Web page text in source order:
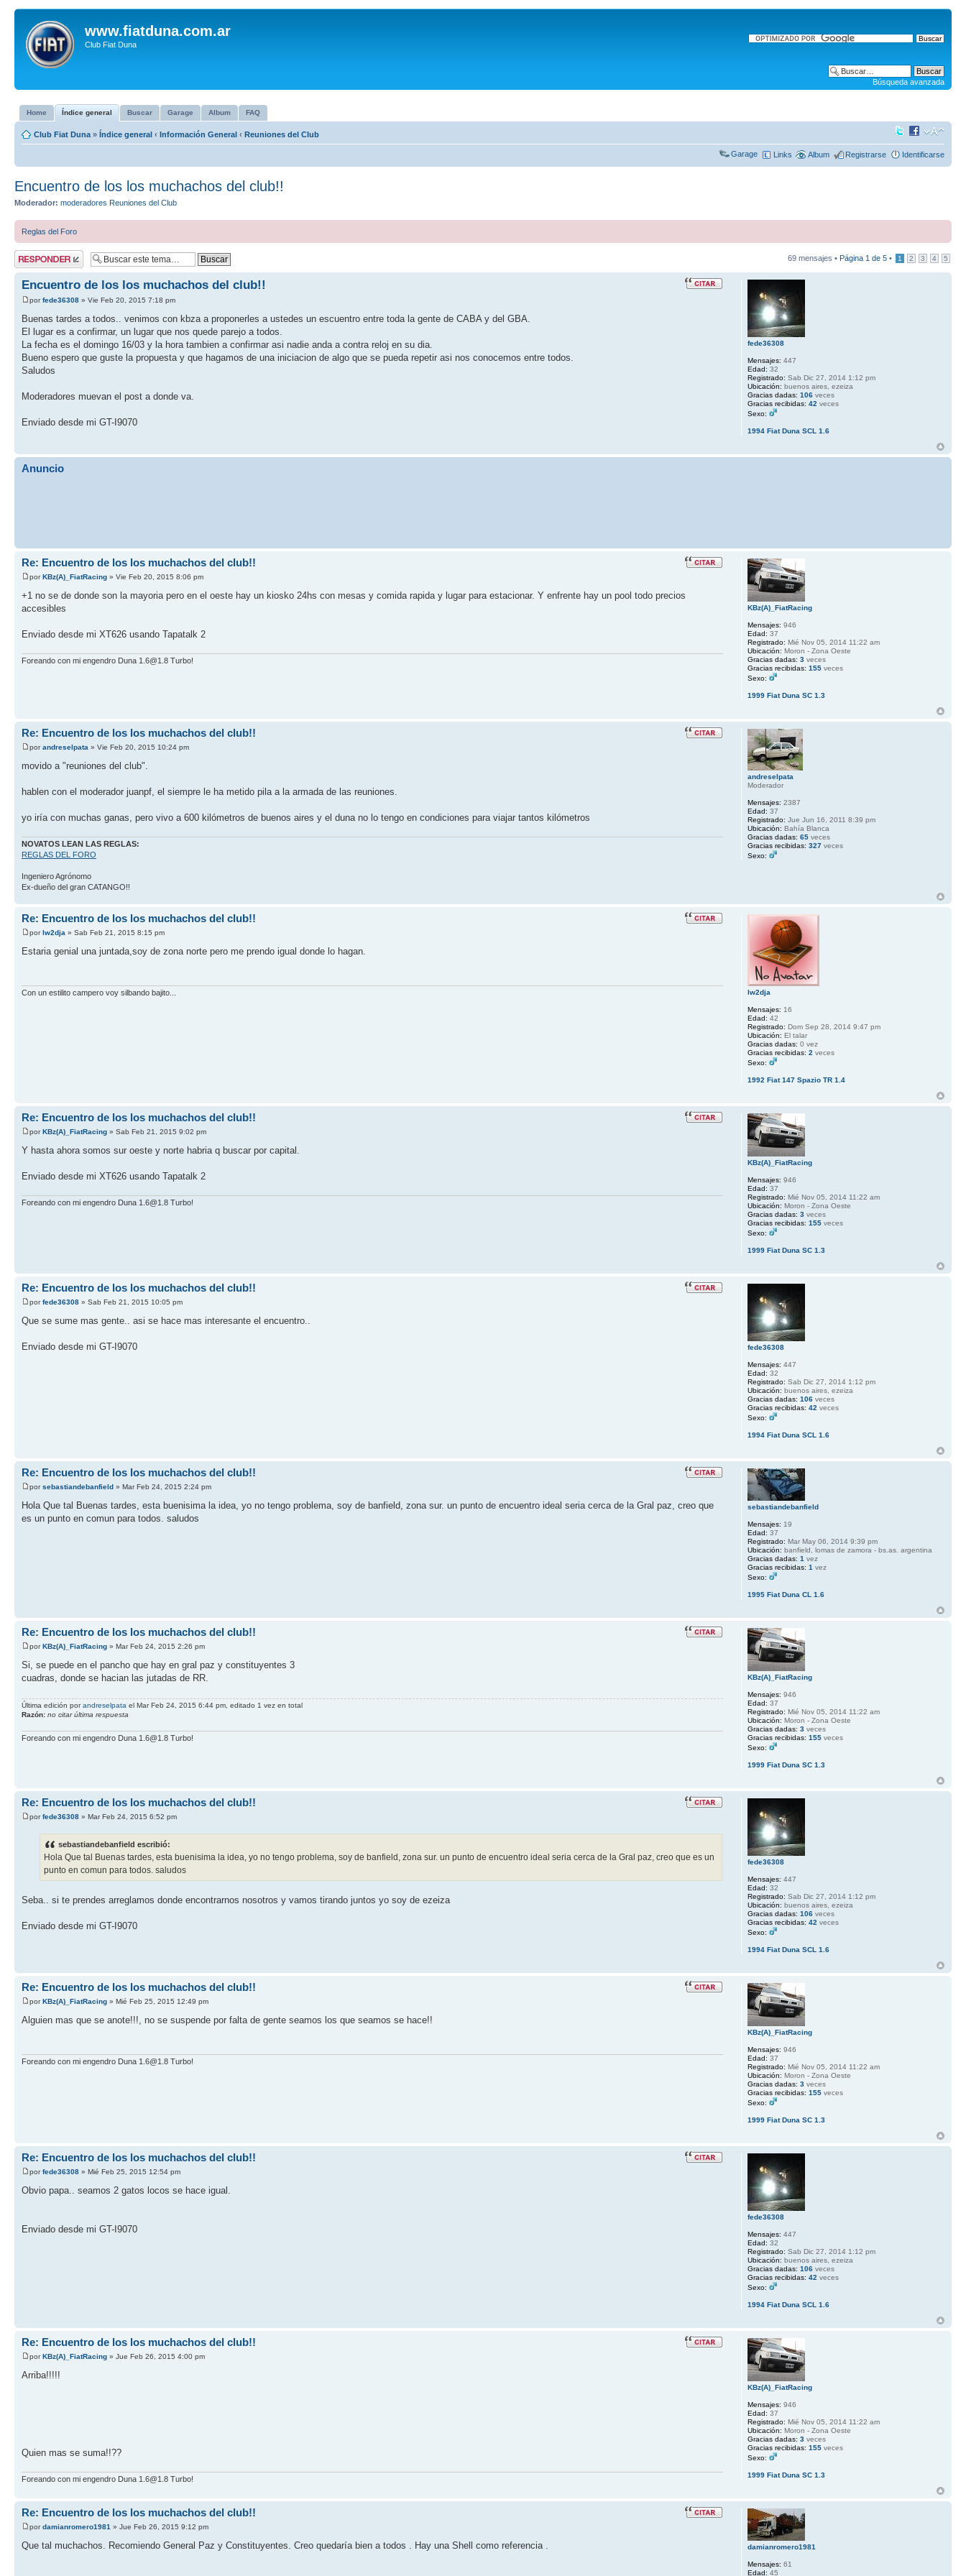
www.fiatduna.com.ar
Club Fiat Duna
Búsqueda avanzada
Home Índice general Buscar Garage Album FAQ
Club Fiat Duna » Índice general ‹ Información General ‹ Reuniones del Club
Garage Links Album Registrarse Identificarse
Encuentro de los los muchachos del club!!
Moderador: moderadores Reuniones del Club
Reglas del Foro
Publicar una
respuesta
69 mensajes • Página 1 de 5 • 1 2 3 4 5
Encuentro de los los muchachos del club!!
porfede36308 » Vie Feb 20, 2015 7:18 pm
Buenas tardes a todos.. venimos con kbza a proponerles a ustedes un escuentro entre toda la gente de CABA y del GBA.
El lugar es a confirmar, un lugar que nos quede parejo a todos.
La fecha es el domingo 16/03 y la hora tambien a confirmar asi nadie anda a contra reloj en su dia.
Bueno espero que guste la propuesta y que hagamos de una iniciacion de algo que se pueda repetir asi nos conocemos entre todos.
Saludos
Moderadores muevan el post a donde va.
Enviado desde mi GT-I9070
fede36308
Mensajes: 447
Edad: 32
Registrado: Sab Dic 27, 2014 1:12 pm
Ubicación: buenos aires, ezeiza
Gracias dadas: 106veces
Gracias recibidas: 42 veces
Sexo:
1994 Fiat Duna SCL 1.6
Anuncio
Re: Encuentro de los los muchachos del club!!
porKBz(A)_FiatRacing » Vie Feb 20, 2015 8:06 pm
+1 no se de donde son la mayoria pero en el oeste hay un kiosko 24hs con mesas y comida rapida y lugar para estacionar. Y enfrente hay un pool todo precios
accesibles
Enviado desde mi XT626 usando Tapatalk 2
Foreando con mi engendro Duna 1.6@1.8 Turbo!
KBz(A)_FiatRacing
Mensajes: 946
Edad: 37
Registrado: Mié Nov 05, 2014 11:22 am
Ubicación: Moron - Zona Oeste
Gracias dadas: 3veces
Gracias recibidas: 155veces
Sexo:
1999 Fiat Duna SC 1.3
Re: Encuentro de los los muchachos del club!!
porandreselpata » Vie Feb 20, 2015 10:24 pm
movido a "reuniones del club".
hablen con el moderador juanpf, el siempre le ha metido pila a la armada de las reuniones.
yo iría con muchas ganas, pero vivo a 600 kilómetros de buenos aires y el duna no lo tengo en condiciones para viajar tantos kilómetros
NOVATOS LEAN LAS REGLAS:
REGLAS DEL FORO
Ingeniero Agrónomo
Ex-dueño del gran CATANGO!!
andreselpata
Moderador
Mensajes: 2387
Edad: 37
Registrado: Jue Jun 16, 2011 8:39 pm
Ubicación: Bahía Blanca
Gracias dadas: 65veces
Gracias recibidas: 327veces
Sexo:
Re: Encuentro de los los muchachos del club!!
porlw2dja » Sab Feb 21, 2015 8:15 pm
Estaria genial una juntada,soy de zona norte pero me prendo igual donde lo hagan.
Con un estilito campero voy silbando bajito... lw2dja
Mensajes: 16
Edad: 42
Registrado: Dom Sep 28, 2014 9:47 pm
Ubicación: El talar
Gracias dadas: 0 vez
Gracias recibidas: 2 veces
Sexo:
1992 Fiat 147 Spazio TR 1.4
Re: Encuentro de los los muchachos del club!!
porKBz(A)_FiatRacing » Sab Feb 21, 2015 9:02 pm
Y hasta ahora somos sur oeste y norte habria q buscar por capital.
Enviado desde mi XT626 usando Tapatalk 2
Foreando con mi engendro Duna 1.6@1.8 Turbo!
KBz(A)_FiatRacing
Mensajes: 946
Edad: 37
Registrado: Mié Nov 05, 2014 11:22 am
Ubicación: Moron - Zona Oeste
Gracias dadas: 3veces
Gracias recibidas: 155veces
Sexo:
1999 Fiat Duna SC 1.3
Re: Encuentro de los los muchachos del club!!
porfede36308 » Sab Feb 21, 2015 10:05 pm
Que se sume mas gente.. asi se hace mas interesante el encuentro..
Enviado desde mi GT-I9070 fede36308
Mensajes: 447
Edad: 32
Registrado: Sab Dic 27, 2014 1:12 pm
Ubicación: buenos aires, ezeiza
Gracias dadas: 106veces
Gracias recibidas: 42 veces
Sexo:
1994 Fiat Duna SCL 1.6
Re: Encuentro de los los muchachos del club!!
porsebastiandebanfield » Mar Feb 24, 2015 2:24 pm
Hola Que tal Buenas tardes, esta buenisima la idea, yo no tengo problema, soy de banfield, zona sur. un punto de encuentro ideal seria cerca de la Gral paz, creo que
es un punto en comun para todos. saludos
sebastiandebanfield
Mensajes: 19
Edad: 37
Registrado: Mar May 06, 2014 9:39 pm
Ubicación: banfield, lomas de zamora - bs.as. argentina
Gracias dadas: 1 vez
Gracias recibidas: 1 vez
Sexo:
1995 Fiat Duna CL 1.6
Re: Encuentro de los los muchachos del club!!
porKBz(A)_FiatRacing » Mar Feb 24, 2015 2:26 pm
Si, se puede en el pancho que hay en gral paz y constituyentes 3
cuadras, donde se hacian las jutadas de RR.
Última edición porandreselpata el Mar Feb 24, 2015 6:44 pm, editado 1 vez en total
Razón: no citar última respuesta
Foreando con mi engendro Duna 1.6@1.8 Turbo!
KBz(A)_FiatRacing
Mensajes: 946
Edad: 37
Registrado: Mié Nov 05, 2014 11:22 am
Ubicación: Moron - Zona Oeste
Gracias dadas: 3veces
Gracias recibidas: 155veces
Sexo:
1999 Fiat Duna SC 1.3
Re: Encuentro de los los muchachos del club!!
porfede36308 » Mar Feb 24, 2015 6:52 pm
sebastiandebanfield escribió:
Hola Que tal Buenas tardes, esta buenisima la idea, yo no tengo problema, soy de banfield, zona sur. un punto de encuentro ideal seria cerca de la Gral paz, creo que es un
punto en comun para todos. saludos
Seba.. si te prendes arreglamos donde encontrarnos nosotros y vamos tirando juntos yo soy de ezeiza
Enviado desde mi GT-I9070
fede36308
Mensajes: 447
Edad: 32
Registrado: Sab Dic 27, 2014 1:12 pm
Ubicación: buenos aires, ezeiza
Gracias dadas: 106veces
Gracias recibidas: 42 veces
Sexo:
1994 Fiat Duna SCL 1.6
Re: Encuentro de los los muchachos del club!!
porKBz(A)_FiatRacing » Mié Feb 25, 2015 12:49 pm
Alguien mas que se anote!!!, no se suspende por falta de gente seamos los que seamos se hace!!
Foreando con mi engendro Duna 1.6@1.8 Turbo!
KBz(A)_FiatRacing
Mensajes: 946
Edad: 37
Registrado: Mié Nov 05, 2014 11:22 am
Ubicación: Moron - Zona Oeste
Gracias dadas: 3veces
Gracias recibidas: 155veces
Sexo:
1999 Fiat Duna SC 1.3
Re: Encuentro de los los muchachos del club!!
porfede36308 » Mié Feb 25, 2015 12:54 pm
Obvio papa.. seamos 2 gatos locos se hace igual.
Enviado desde mi GT-I9070
fede36308
Mensajes: 447
Edad: 32
Registrado: Sab Dic 27, 2014 1:12 pm
Ubicación: buenos aires, ezeiza
Gracias dadas: 106veces
Gracias recibidas: 42 veces
Sexo:
1994 Fiat Duna SCL 1.6
Re: Encuentro de los los muchachos del club!!
porKBz(A)_FiatRacing » Jue Feb 26, 2015 4:00 pm
Arriba!!!!!
Quien mas se suma!!??
Foreando con mi engendro Duna 1.6@1.8 Turbo!
KBz(A)_FiatRacing
Mensajes: 946
Edad: 37
Registrado: Mié Nov 05, 2014 11:22 am
Ubicación: Moron - Zona Oeste
Gracias dadas: 3veces
Gracias recibidas: 155veces
Sexo:
1999 Fiat Duna SC 1.3
Re: Encuentro de los los muchachos del club!!
pordamianromero1981 » Jue Feb 26, 2015 9:12 pm
Que tal muchachos. Recomiendo General Paz y Constituyentes. Creo quedaría bien a todos . Hay una Shell como referencia . damianromero1981
Mensajes: 61
Edad: 45